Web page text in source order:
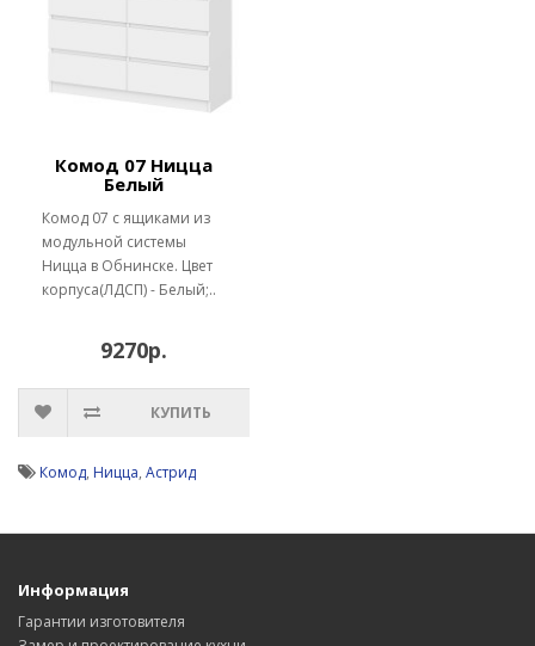
Комод 07 Ницца
Белый
Комод 07 с ящиками из
модульной системы
Ницца в Обнинске. Цвет
корпуса(ЛДСП) - Белый;..
9270р.
КУПИТЬ
Комод, Ницца, Астрид
Информация
Гарантии изготовителя